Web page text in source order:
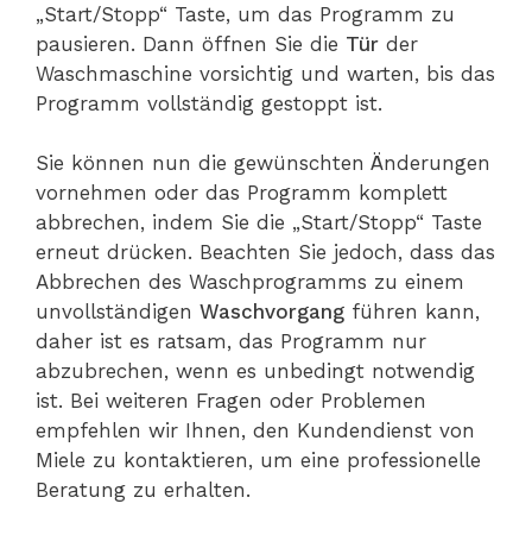
„Start/Stopp“ Taste, um das Programm zu
pausieren. Dann öffnen Sie die Tür der
Waschmaschine vorsichtig und warten, bis das
Programm vollständig gestoppt ist.
Sie können nun die gewünschten Änderungen
vornehmen oder das Programm komplett
abbrechen, indem Sie die „Start/Stopp“ Taste
erneut drücken. Beachten Sie jedoch, dass das
Abbrechen des Waschprogramms zu einem
unvollständigen Waschvorgang führen kann,
daher ist es ratsam, das Programm nur
abzubrechen, wenn es unbedingt notwendig
ist. Bei weiteren Fragen oder Problemen
empfehlen wir Ihnen, den Kundendienst von
Miele zu kontaktieren, um eine professionelle
Beratung zu erhalten.